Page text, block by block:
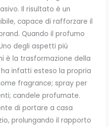
Il risultato è un
capace di rafforzare il
Quando il profumo
degli aspetti più
è la trasformazione della
infatti esteso la propria
fragrance; spray per
candele profumate.
di portare a casa
prolungando il rapporto